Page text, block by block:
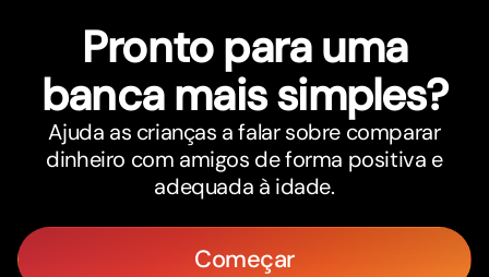
Pronto para uma
banca mais simples?
Ajuda as crianças a falar sobre comparar
dinheiro com amigos de forma positiva e
adequada à idade.
Começar